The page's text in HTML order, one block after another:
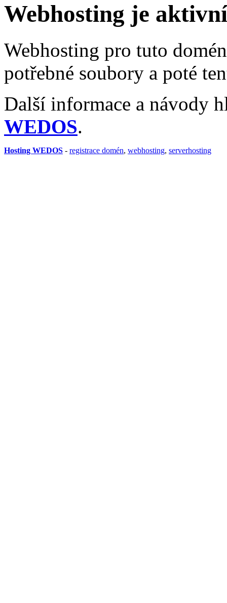
Webhosting je aktivní
Webhosting pro tuto
potřebné soubory a poté
Další informace a návody
WEDOS.
Hosting WEDOS - registrace domén, webhosting, serverhosting